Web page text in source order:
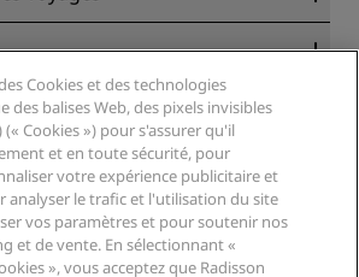
hôtels
Hotels
sportifs
Familles
Radisson Rewards
du site
Cookies et des technologies
des balises Web, des pixels invisibles
(« Cookies ») pour s'assurer qu'il
et en toute sécurité, pour
votre expérience publicitaire et
analyser le trafic et l'utilisation du site
vos paramètres et pour soutenir nos
et de vente. En sélectionnant «
», vous acceptez que Radisson